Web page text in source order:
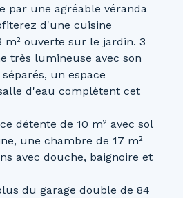
par une agréable véranda
d'une cuisine
m² ouverte sur le jardin. 3
très lumineuse avec son
un espace
d'eau complètent cet
détente de 10 m² avec sol
une chambre de 17 m²
avec douche, baignoire et
du garage double de 84